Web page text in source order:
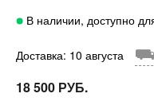
В наличии, доступно
Доставка: 10 августа
18 500 РУБ.